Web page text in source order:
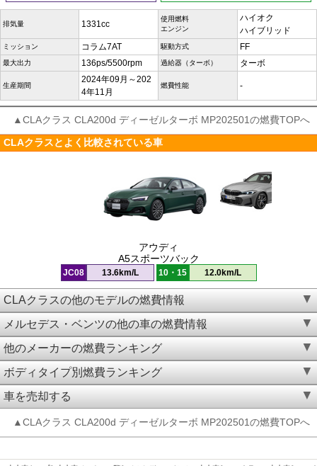
排気量 1331cc
使用燃料
エンジン
ハイオク
ハイブリッド
ミッション コラム7AT 駆動方式 FF
最大出力 136ps/5500rpm 過給器（ターボ） ターボ
生産期間
2024年09月～202
4年11月
燃費性能 -
▲CLAクラス CLA200d ディーゼルターボ MP202501の燃費TOPへ
CLAクラスとよく比較されている車
アウディ
A5スポーツバック
JC08 13.6km/L 10・15 12.0km/L
CLAクラスの他のモデルの燃費情報
メルセデス・ベンツの他の車の燃費情報
他のメーカーの燃費ランキング
ボディタイプ別燃費ランキング
車を売却する
▲CLAクラス CLA200d ディーゼルターボ MP202501の燃費TOPへ